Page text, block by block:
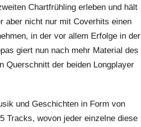
Chartfrühling erleben und hält
aber nicht nur mit Coverhits einen
in der vor allem Erfolge in der
giert nun nach mehr Material des
Querschnitt der beiden Longplayer
und Geschichten in Form von
Tracks, wovon jeder einzelne diese